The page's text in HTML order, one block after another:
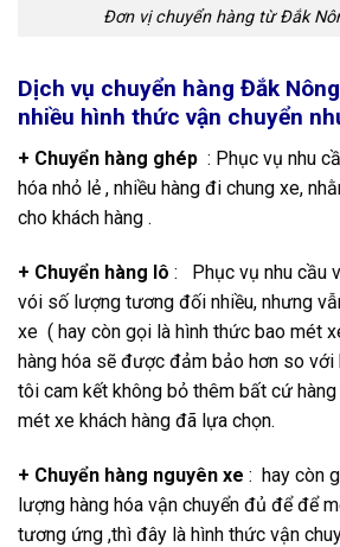
Đơn vị chuyển hàng từ Đắk
Dịch vụ chuyển hàng Đắk
nhiều hình thức vận chuyển
+ Chuyển hàng ghép : Phục vụ nhu
hóa nhỏ lẻ , nhiều hàng đi chung xe,
cho khách hàng .
+ Chuyển hàng lô : Phục vụ nhu cầu
vói số lượng tương đối nhiều, nhưng
xe ( hay còn gọi là hình thức bao mét
hàng hóa sẽ được đảm bảo hơn so với
tôi cam kết không bỏ thêm bất cứ
mét xe khách hàng đã lựa chọn.
+ Chuyển hàng nguyên xe : hay còn
lượng hàng hóa vận chuyển đủ để để
tương ứng ,thì đây là hình thức vận